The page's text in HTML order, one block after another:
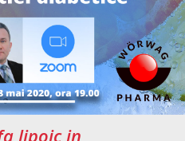
lipoic in